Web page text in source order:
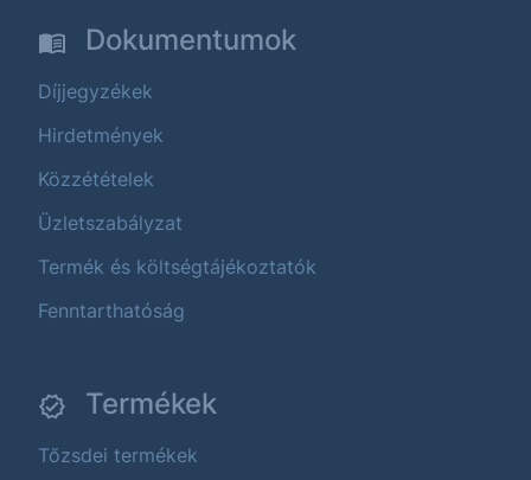
Dokumentumok
Díjjegyzékek
Hirdetmények
Közzétételek
Üzletszabályzat
Termék és költségtájékoztatók
Fenntarthatóság
Termékek
Tőzsdei termékek